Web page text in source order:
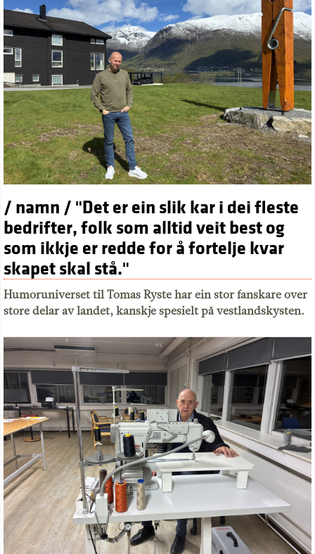
/ namn / "Det er ein slik kar i dei fleste
bedrifter, folk som alltid veit best og
som ikkje er redde for å fortelje kvar
skapet skal stå."
Humoruniverset til Tomas Ryste har ein stor fanskare over
store delar av landet, kanskje spesielt på vestlandskysten.